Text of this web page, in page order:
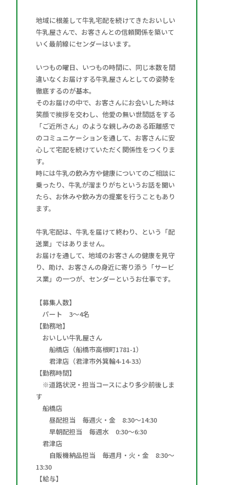
地域に根差して牛乳宅配を続けてきたおいしい
牛乳屋さんで、お客さんとの信頼関係を築いて
いく最前線にセンダーはいます。
いつもの曜日、いつもの時間に、同じ本数を間
違いなくお届けする牛乳屋さんとしての姿勢を
徹底するのが基本。
そのお届けの中で、お客さんにお会いした時は
笑顔で挨拶を交わし、他愛の無い世間話をする
「ご近所さん」のような親しみのある距離感で
のコミュニケーションを通して、お客さんに安
心して宅配を続けていただく関係性をつくりま
す。
時には牛乳の飲み方や健康についてのご相談に
乗ったり、牛乳が溜まりがちというお話を聞い
たら、お休みや飲み方の提案を行うこともあり
ます。
牛乳宅配は、牛乳を届けて終わり、という「配
送業」ではありません。
お届けを通して、地域のお客さんの健康を見守
り、助け、お客さんの身近に寄り添う「サービ
ス業」の一つが、センダーというお仕事です。
【募集人数】
パート 3～4名
【勤務地】
おいしい牛乳屋さん
船橋店（船橋市高根町1781-1）
君津店（君津市外箕輪4-14-33）
【勤務時間】
※道路状況・担当コースにより多少前後しま
す
船橋店
昼配担当 毎週火・金 8:30～14:30
早朝配担当 毎週水 0:30～6:30
君津店
自販機納品担当 毎週月・火・金 8:30～
13:30
【給与】